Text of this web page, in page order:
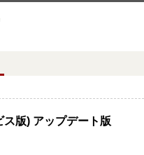
版) アップデート版